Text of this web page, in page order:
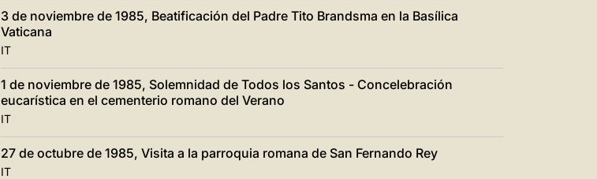
3 de noviembre de 1985, Beatificación del Padre Tito Brandsma en la Basílica
Vaticana
IT
1 de noviembre de 1985, Solemnidad de Todos los Santos - Concelebración
eucarística en el cementerio romano del Verano
IT
27 de octubre de 1985, Visita a la parroquia romana de San Fernando Rey
IT